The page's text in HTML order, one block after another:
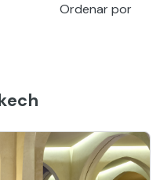
Ordenar por